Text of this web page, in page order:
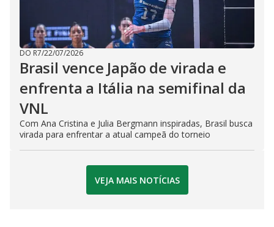
DO R7/22/07/2026
Brasil vence Japão de virada e
enfrenta a Itália na semifinal da
VNL
Com Ana Cristina e Julia Bergmann inspiradas, Brasil busca
virada para enfrentar a atual campeã do torneio
VEJA MAIS NOTÍCIAS